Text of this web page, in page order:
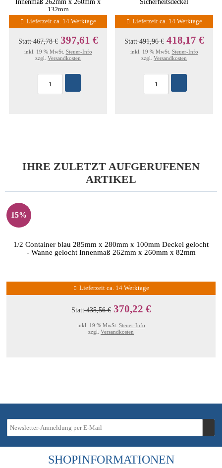
132mm
Lieferzeit ca. 14 Werktage
Statt467,78 € 397,61 €
inkl. 19 % MwSt. Steuer-Info
zzgl. Versandkosten
Lieferzeit ca. 14 Werktage
Statt491,96 € 418,17 €
inkl. 19 % MwSt. Steuer-Info
zzgl. Versandkosten
IHRE ZULETZT AUFGERUFENEN
ARTIKEL
15%
1/2 Container blau 285mm x 280mm x 100mm Deckel gelocht
- Wanne gelocht Innenmaß 262mm x 260mm x 82mm
Lieferzeit ca. 14 Werktage
Statt435,56 € 370,22 €
inkl. 19 % MwSt. Steuer-Info
zzgl. Versandkosten
SHOPINFORMATIONEN